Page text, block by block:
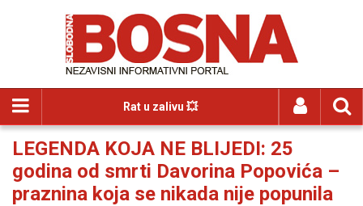
Rat u zalivu 💥
LEGENDA KOJA NE BLIJEDI: 25
godina od smrti Davorina Popovića –
praznina koja se nikada nije popunila